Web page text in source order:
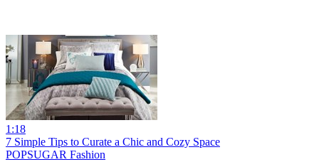
1:18
7 Simple Tips to Curate a Chic and Cozy Space
POPSUGAR Fashion